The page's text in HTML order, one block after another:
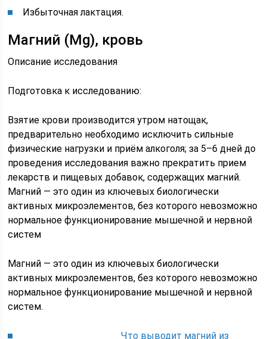
Избыточная лактация.
Магний (Mg), кровь
Описание исследования
Подготовка к исследованию:
Взятие крови производится утром натощак,
предварительно необходимо исключить сильные
физические нагрузки и приём алкоголя; за 5–6 дней до
проведения исследования важно прекратить прием
лекарств и пищевых добавок, содержащих магний.
Магний — это один из ключевых биологически
активных микроэлементов, без которого невозможно
нормальное функционирование мышечной и нервной
систем
Магний — это один из ключевых биологически
активных микроэлементов, без которого невозможно
нормальное функционирование мышечной и нервной
систем.
Что выводит магний из